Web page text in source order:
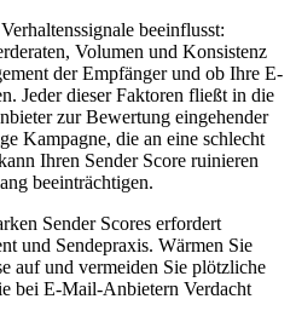
beeinflusst:
Volumen und Konsistenz
der Empfänger und ob Ihre E-
Jeder dieser Faktoren fließt in die
zur Bewertung eingehender
Kampagne, die an eine schlecht
Ihren Sender Score ruinieren
beeinträchtigen.
Sender Scores erfordert
und Sendepraxis. Wärmen Sie
auf und vermeiden Sie plötzliche
bei E-Mail-Anbietern Verdacht